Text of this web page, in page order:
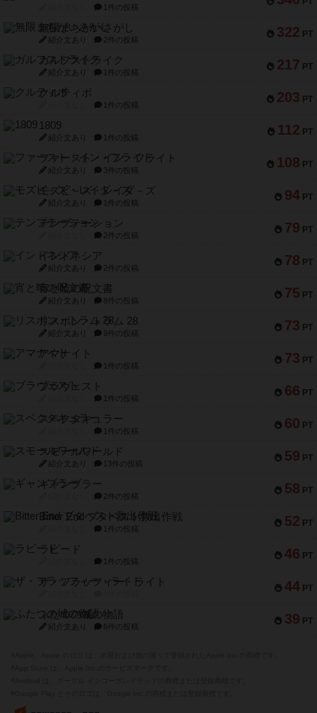
1件の投稿
322 PT
無限まちがいさがし
紹介文あり 2件の投稿
217 PT
ガルフストライク
紹介文あり 1件の投稿
203 PT
クルティボ
1件の投稿
112 PT
1809
紹介文あり 1件の投稿
108 PT
ファースト・イン・フライト
紹介文あり 3件の投稿
94 PT
モズビ－ズ・レイダ－ズ
紹介文あり 1件の投稿
79 PT
テンプテーション
2件の投稿
78 PT
インドネシア
紹介文あり 2件の投稿
75 PT
宵と暁の呪文書
紹介文あり 8件の投稿
73 PT
リスボン・トラム 28
紹介文あり 9件の投稿
73 PT
アマナイト
1件の投稿
66 PT
ブラヴェスト
1件の投稿
60 PT
スペクタキュラー
1件の投稿
59 PT
スモールワールド
紹介文あり 13件の投稿
58 PT
ギャンブラー
2件の投稿
52 PT
Bitter End ブタペスト救出作戦
1件の投稿
46 PT
ラピード
1件の投稿
44 PT
ザ・フラッフィー・ライト
39 PT
ふたつの城の物語
紹介文あり 6件の投稿